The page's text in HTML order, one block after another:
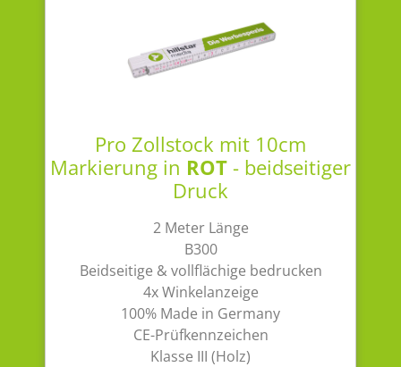
Pro Zollstock mit 10cm
Markierung in ROT- beidseitiger
Druck
2 Meter Länge
B300
Beidseitige & vollflächige bedrucken
4x Winkelanzeige
100% Made in Germany
CE-Prüfkennzeichen
Klasse III (Holz)